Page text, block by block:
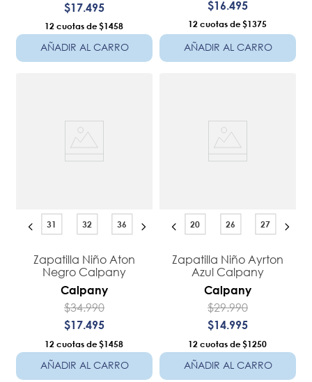
$17 495
12 $1458
AÑADIR AL CARRO
$16 495
12 $1375
AÑADIR AL CARRO
31 32 36
Zapatilla Niño Aton
Negro Calpany
Calpany
$34.990
$17.495
12 $1458
AÑADIR AL CARRO
20 26 27
Zapatilla Niño Ayrton
Azul Calpany
Calpany
$29.990
$14.995
12 $1250
AÑADIR AL CARRO